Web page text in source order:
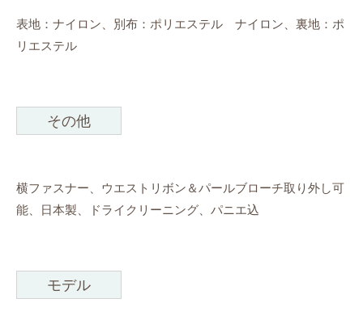
表地：ナイロン、別布：ポリエステル ナイロン、裏地：ポ
リエステル
その他
横ファスナー、ウエストリボン＆パールブローチ取り外し可
能、日本製、ドライクリーニング、パニエ込
モデル